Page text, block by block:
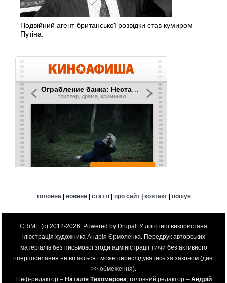
Подвійний агент британської розвідки став кумиром
Путіна.
головна | новини| статті| про сайт| контакт| пошук
CRiME (c) 2012-2026. Powered by Drupal . У логотипі використана
ілюстрація художника Андрія Єрмоленка . Передрук авторських
матеріалів без письмової згоди адміністрації ти/чи без активного
гіперпосилання не вітається і може переслідуватись за законом (див.
>> обмеження).
Шеф-редактор – Наталія Тихомирова , головний редактор – Андрій